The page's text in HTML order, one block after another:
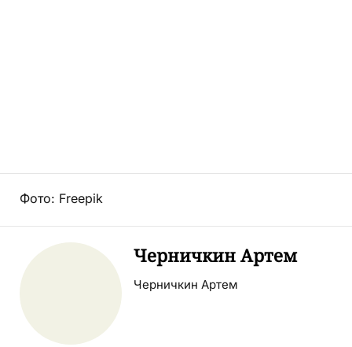
Фото: Freepik
Черничкин Артем
Черничкин Артем